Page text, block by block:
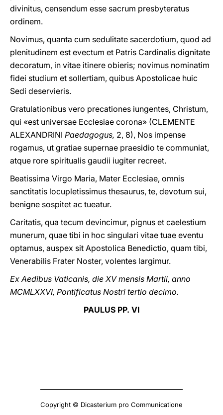
divinitus, censendum esse sacrum presbyteratus
ordinem.
Novimus, quanta cum sedulitate sacerdotium, quod ad
plenitudinem est evectum et Patris Cardinalis dignitate
decoratum, in vitae itinere obieris; novimus nominatim
fidei studium et sollertiam, quibus Apostolicae huic
Sedi deservieris.
Gratulationibus vero precationes iungentes, Christum,
qui «est universae Ecclesiae corona» (CLEMENTE
ALEXANDRINI Paedagogus, 2, 8), Nos impense
rogamus, ut gratiae supernae praesidio te communiat,
atque rore spiritualis gaudii iugiter recreet.
Beatissima Virgo Maria, Mater Ecclesiae, omnis
sanctitatis locupletissimus thesaurus, te, devotum sui,
benigne sospitet ac tueatur.
Caritatis, qua tecum devincimur, pignus et caelestium
munerum, quae tibi in hoc singulari vitae tuae eventu
optamus, auspex sit Apostolica Benedictio, quam tibi,
Venerabilis Frater Noster, volentes largimur.
Ex Aedibus Vaticanis, die XV mensis Martii, anno
MCMLXXVI, Pontificatus Nostri tertio decimo.
PAULUS PP. VI
Copyright © Dicasterium pro Communicatione